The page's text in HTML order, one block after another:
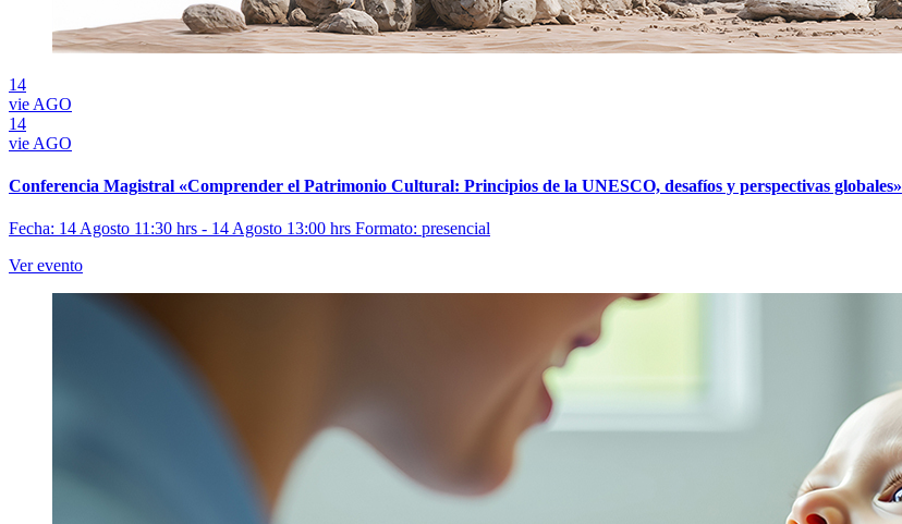
14
vie AGO
14
vie AGO
Conferencia Magistral «Comprender el Patrimonio Cultural: Principios de la UNESCO, desafíos y perspectivas globales»
Fecha: 14 Agosto 11:30 hrs - 14 Agosto 13:00 hrs Formato: presencial
Ver evento